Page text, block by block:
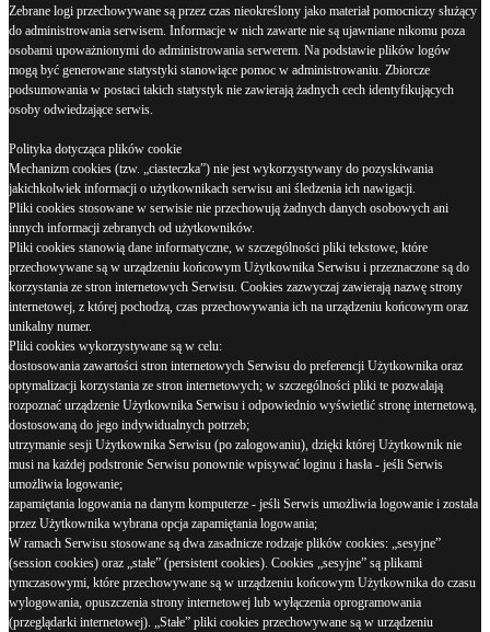
Zebrane logi przechowywane są przez czas nieokreślony jako materiał pomocniczy służący
do administrowania serwisem. Informacje w nich zawarte nie są ujawniane nikomu poza
osobami upoważnionymi do administrowania serwerem. Na podstawie plików logów
mogą być generowane statystyki stanowiące pomoc w administrowaniu. Zbiorcze
podsumowania w postaci takich statystyk nie zawierają żadnych cech identyfikujących
osoby odwiedzające serwis.
Polityka dotycząca plików cookie
Mechanizm cookies (tzw. „ciasteczka”) nie jest wykorzystywany do pozyskiwania
jakichkolwiek informacji o użytkownikach serwisu ani śledzenia ich nawigacji.
Pliki cookies stosowane w serwisie nie przechowują żadnych danych osobowych ani
innych informacji zebranych od użytkowników.
Pliki cookies stanowią dane informatyczne, w szczególności pliki tekstowe, które
przechowywane są w urządzeniu końcowym Użytkownika Serwisu i przeznaczone są do
korzystania ze stron internetowych Serwisu. Cookies zazwyczaj zawierają nazwę strony
internetowej, z której pochodzą, czas przechowywania ich na urządzeniu końcowym oraz
unikalny numer.
Pliki cookies wykorzystywane są w celu:
dostosowania zawartości stron internetowych Serwisu do preferencji Użytkownika oraz
optymalizacji korzystania ze stron internetowych; w szczególności pliki te pozwalają
rozpoznać urządzenie Użytkownika Serwisu i odpowiednio wyświetlić stronę internetową,
dostosowaną do jego indywidualnych potrzeb;
utrzymanie sesji Użytkownika Serwisu (po zalogowaniu), dzięki której Użytkownik nie
musi na każdej podstronie Serwisu ponownie wpisywać loginu i hasła - jeśli Serwis
umożliwia logowanie;
zapamiętania logowania na danym komputerze - jeśli Serwis umożliwia logowanie i została
przez Użytkownika wybrana opcja zapamiętania logowania;
W ramach Serwisu stosowane są dwa zasadnicze rodzaje plików cookies: „sesyjne”
(session cookies) oraz „stałe” (persistent cookies). Cookies „sesyjne” są plikami
tymczasowymi, które przechowywane są w urządzeniu końcowym Użytkownika do czasu
wylogowania, opuszczenia strony internetowej lub wyłączenia oprogramowania
(przeglądarki internetowej). „Stałe” pliki cookies przechowywane są w urządzeniu